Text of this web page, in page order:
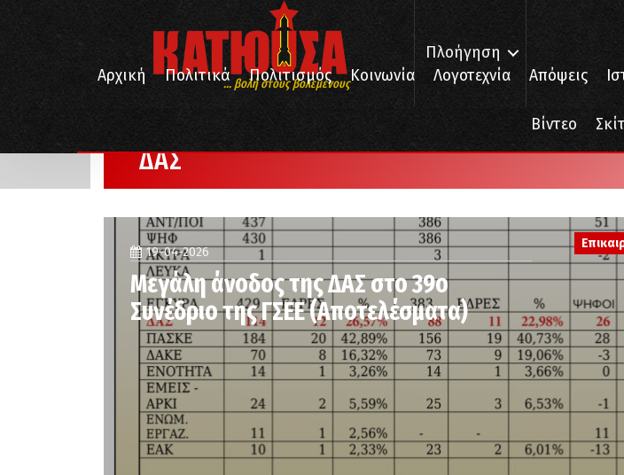
... βολή στους βολεμένους
Πλοήγηση
Αρχική
Πολιτικά Πολιτισμός Κοινωνία Λογοτεχνία Απόψεις
Βίντεο
ΔΑΣ
19-04-2026
Μεγάλη άνοδος της ΔΑΣ στο 39ο
Συνέδριο της ΓΣΕΕ (Αποτελέσματα)